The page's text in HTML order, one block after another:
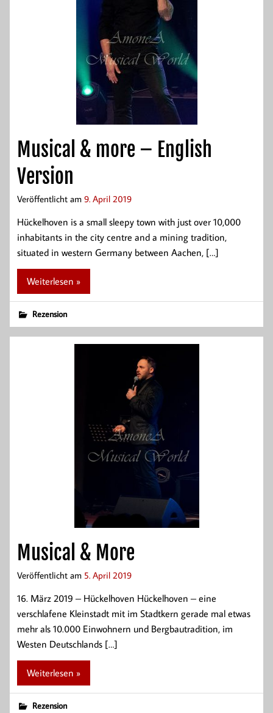
Musical & more – English
Version
Veröffentlicht am 9. April 2019
Hückelhoven is a small sleepy town with just over 10,000
inhabitants in the city centre and a mining tradition,
situated in western Germany between Aachen, […]
Weiterlesen »
Rezension
Musical & More
Veröffentlicht am 5. April 2019
16. März 2019 – Hückelhoven Hückelhoven – eine
verschlafene Kleinstadt mit im Stadtkern gerade mal etwas
mehr als 10.000 Einwohnern und Bergbautradition, im
Westen Deutschlands […]
Weiterlesen »
Rezension